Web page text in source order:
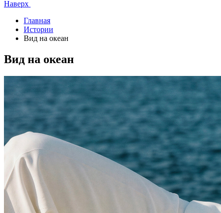
Наверх
Главная
Истории
Вид на океан
Вид на океан